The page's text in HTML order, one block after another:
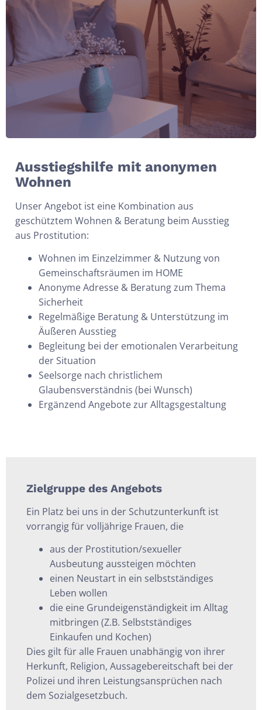
Ausstiegshilfe mit anonymen
Wohnen
Unser Angebot ist eine Kombination aus
geschütztem Wohnen & Beratung beim Ausstieg
aus Prostitution:
Wohnen im Einzelzimmer & Nutzung von
Gemeinschaftsräumen im HOME
Anonyme Adresse & Beratung zum Thema
Sicherheit
Regelmäßige Beratung & Unterstützung im
Äußeren Ausstieg
Begleitung bei der emotionalen Verarbeitung
der Situation
Seelsorge nach christlichem
Glaubensverständnis (bei Wunsch)
Ergänzend Angebote zur Alltagsgestaltung
Zielgruppe des Angebots
Ein Platz bei uns in der Schutzunterkunft ist
vorrangig für volljährige Frauen, die
aus der Prostitution/sexueller
Ausbeutung aussteigen möchten
einen Neustart in ein selbstständiges
Leben wollen
die eine Grundeigenständigkeit im Alltag
mitbringen (Z.B. Selbstständiges
Einkaufen und Kochen)
Dies gilt für alle Frauen unabhängig von ihrer
Herkunft, Religion, Aussagebereitschaft bei der
Polizei und ihren Leistungsansprüchen nach
dem Sozialgesetzbuch.